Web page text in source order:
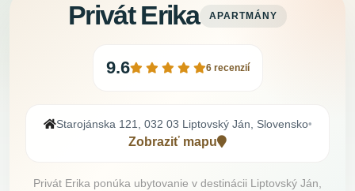
Privát Erika APARTMÁNY
9.6 6 recenzií
Starojánska 121, 032 03 Liptovský Ján, Slovensko•
Zobraziť mapu
Privát Erika ponúka ubytovanie v destinácii Liptovský Ján,